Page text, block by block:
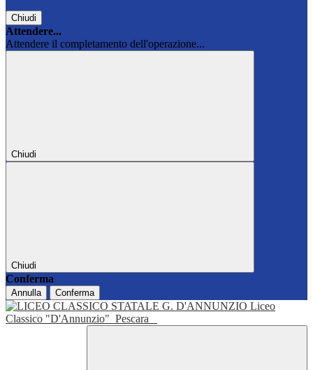
Chiudi
Attendere...
Attendere il completamento dell'operazione...
Chiudi
Chiudi
Conferma
Annulla Conferma
Liceo
Classico "D'Annunzio" Pescara